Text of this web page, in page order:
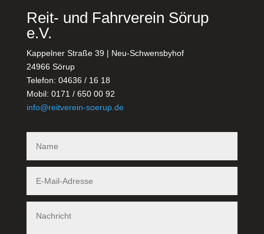
Reit- und Fahrverein Sörup
e.V.
Kappelner Straße 39 | Neu-Schwensbyhof
24966 Sörup
Telefon: 04636 / 16 18
Mobil: 0171 / 650 00 92
info@reitverein-soerup.de